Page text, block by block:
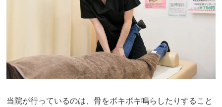
当院が行っているのは、骨をボキボキ鳴らしたりすること